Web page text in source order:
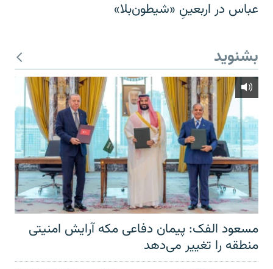
عباس در اربعینِ «شیطون‌بلا»
بشنوید
مسعود الفک: پیمان دفاعی مکه آرایش امنیتی
منطقه را تغییر می‌دهد